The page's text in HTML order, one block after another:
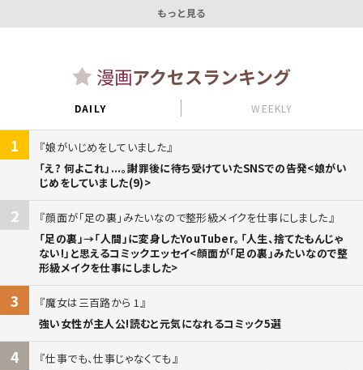
もっと見る
漫画アクセスランキング
DAILY WEEKLY
1
娘がいじめをしていました
「え? 何よこれ」...。謝罪後に待ち受けていたSNSでの告発<娘がい
じめをしていました(9)>
2
顔面が「足の裏」みたいなので整形級メイクを仕事にしました
「足の裏」→「人間」に変身したYouTuber。「人生、捨てたもんじゃ
ない!」と思えるコミックエッセイ<顔面が「足の裏」みたいなので整
形級メイクを仕事にしました>
3
魔女は三百路から 1
強い女性が主人公!読むと元気になれるコミック5選
4
仕事でも、仕事じゃなくても